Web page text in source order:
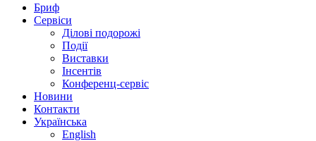
Бриф
Сервіси
Ділові подорожі
Події
Виставки
Інсентів
Конференц-сервіс
Новини
Контакти
Українська
English